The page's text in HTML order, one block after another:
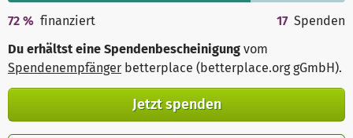
72 % finanziert 17 Spenden
Du erhältst eine Spendenbescheinigung vom
Spendenempfänger betterplace (betterplace.org gGmbH).
Jetzt spenden